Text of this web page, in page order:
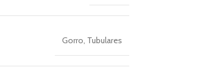
Gorro Tubulares